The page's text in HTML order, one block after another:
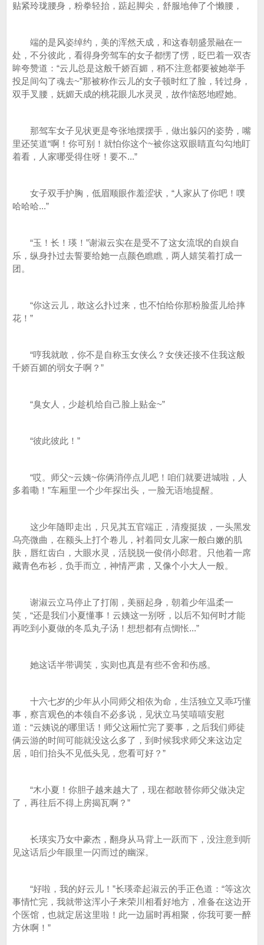
贴紧玲珑腰身，粉拳轻抬，踮起脚尖，舒服地伸了个懒腰，
端的是风姿绰约，美的浑然天成，和这春朝盛景融在一
处，不分彼此，看得身旁驾车的女子都愣了愣，眨巴着一双杏
眸夸赞道：“云儿总是这般千娇百媚，稍不注意都要被她举手
投足间勾了魂去~”那被称作云儿的女子顿时红了脸，转过身，
双手叉腰，妩媚天成的桃花眼儿水灵灵，故作恼怒地瞪她。
那驾车女子见状更是夸张地摆摆手，做出躲闪的姿势，嘴
里还笑道“啊！你可别！就怕你这个~被你这双眼睛直勾勾地盯
着看，人家哪受得住呀！要不...”
女子双手护胸，低眉顺眼作羞涩状，“人家从了你吧！噗
哈哈哈...”
“玉！长！瑛！”谢淑云实在是受不了这女流氓的自娱自
乐，纵身扑过去誓要给她一点颜色瞧瞧，两人嬉笑着打成一
团。
“你这云儿，敢这么扑过来，也不怕给你那粉脸蛋儿给摔
花！”
“哼我就敢，你不是自称玉女侠么？女侠还接不住我这般
千娇百媚的弱女子啊？”
“臭女人，少趁机给自己脸上贴金~”
“彼此彼此！”
“哎。师父~云姨~你俩消停点儿吧！咱们就要进城啦，人
多着嘞！”车厢里一个少年探出头，一脸无语地提醒。
这少年随即走出，只见其五官端正，清瘦挺拔，一头黑发
乌亮微曲，在额头上打个卷儿，衬着同女儿家一般白嫩的肌
肤，唇红齿白，大眼水灵，活脱脱一俊俏小郎君。只他着一席
藏青色布衫，负手而立，神情严肃，又像个小大人一般。
谢淑云立马停止了打闹，美丽起身，朝着少年温柔一
笑，“还是我们小夏懂事！云姨这一别呀，以后不知何时才能
再吃到小夏做的冬瓜丸子汤！想想都有点惆怅...”
她这话半带调笑，实则也真是有些不舍和伤感。
十六七岁的少年从小同师父相依为命，生活独立又乖巧懂
事，察言观色的本领自不必多说，见状立马笑嘻嘻安慰
道：“云姨说的哪里话！师父这厢忙完了要事，之后我们师徒
俩云游的时间可能就没这么多了，到时候我求师父来这边定
居，咱们抬头不见低头见，您看可好？”
“木小夏！你胆子越来越大了，现在都敢替你师父做决定
了，再往后不得上房揭瓦啊？”
长瑛实乃女中豪杰，翻身从马背上一跃而下，没注意到听
见这话后少年眼里一闪而过的幽深。
“好啦，我的好云儿！”长瑛牵起淑云的手正色道：“等这次
事情忙完，我就带这浑小子来荣川相看好地方，准备在这边开
个医馆，也就定居这里啦！此一边届时再相聚，你我可要一醉
方休啊！”